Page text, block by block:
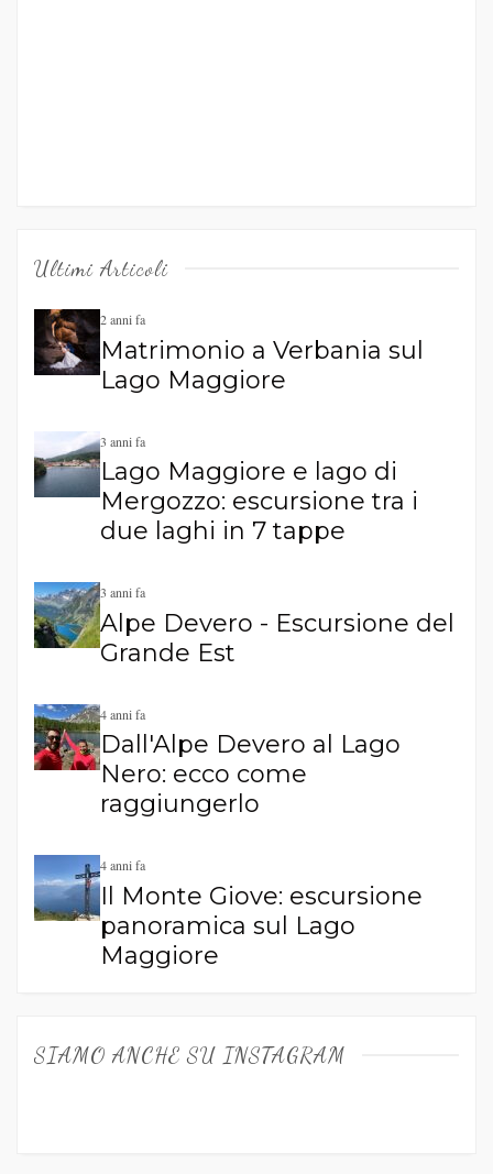
Ultimi Articoli
2 anni fa
Matrimonio a Verbania sul
Lago Maggiore
3 anni fa
Lago Maggiore e lago di
Mergozzo: escursione tra i
due laghi in 7 tappe
3 anni fa
Alpe Devero - Escursione del
Grande Est
4 anni fa
Dall'Alpe Devero al Lago
Nero: ecco come
raggiungerlo
4 anni fa
Il Monte Giove: escursione
panoramica sul Lago
Maggiore
SIAMO ANCHE SU INSTAGRAM